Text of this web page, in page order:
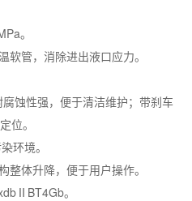
。
软管，消除进出液口应力。
蚀性强，便于清洁维护；带刹车
位。
环境。
整体升降，便于用户操作。
。